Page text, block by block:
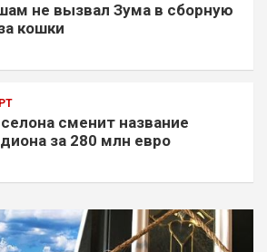
не вызвал Зума в сборную
кошки
сменит название
за 280 млн евро